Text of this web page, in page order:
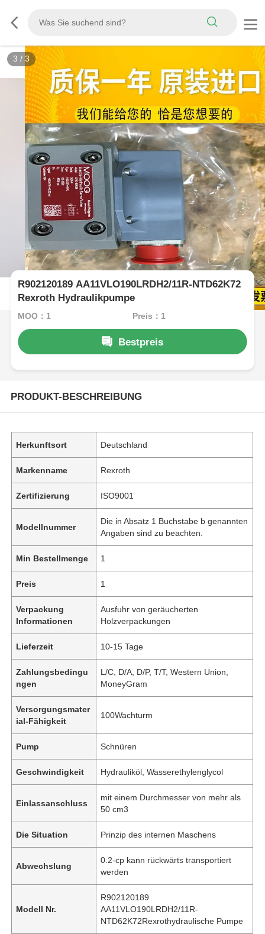
3 / 3
R902120189 AA11VLO190LRDH2/11R-NTD62K72
Rexroth Hydraulikpumpe
MOQ：1 Preis：1
Bestpreis
PRODUKT-BESCHREIBUNG
Herkunftsort Deutschland
Markenname Rexroth
Zertifizierung ISO9001
Modellnummer
Die in Absatz 1 Buchstabe b genannten
Angaben sind zu beachten.
Min Bestellmenge 1
Preis 1
Verpackung
Informationen
Ausfuhr von geräucherten
Holzverpackungen
Lieferzeit 10-15 Tage
Zahlungsbedingu
ngen
L/C, D/A, D/P, T/T, Western Union,
MoneyGram
Versorgungsmater
ial-Fähigkeit
100Wachturm
Pump Schnüren
Geschwindigkeit Hydrauliköl, Wasserethylenglycol
Einlassanschluss
mit einem Durchmesser von mehr als
50 cm3
Die Situation Prinzip des internen Maschens
Abwechslung
0.2-cp kann rückwärts transportiert
werden
Modell Nr.
R902120189
AA11VLO190LRDH2/11R-
NTD62K72Rexrothydraulische Pumpe